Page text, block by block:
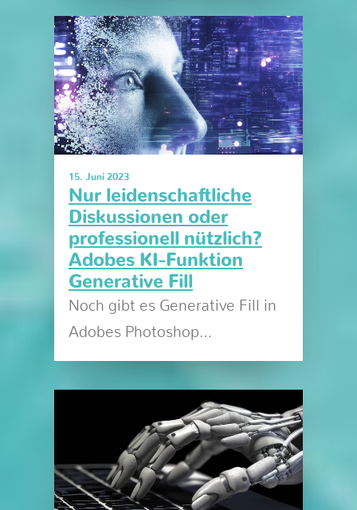
15. Juni 2023
Nur leidenschaftliche
Diskussionen oder
professionell nützlich?
Adobes KI-Funktion
Generative Fill
Noch gibt es Generative Fill in
Adobes Photoshop…